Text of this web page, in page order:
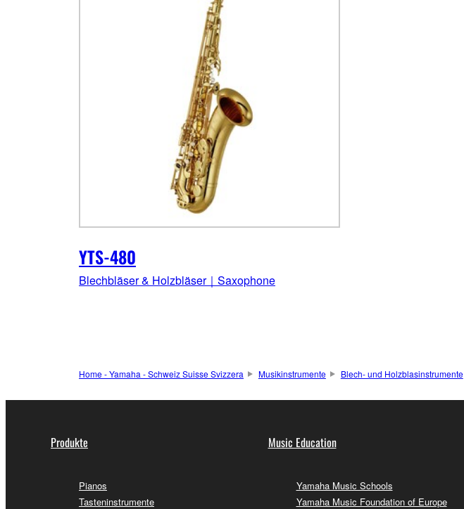
YTS-480
Blechbläser & Holzbläser｜Saxophone
Home - Yamaha - Schweiz Suisse Svizzera Musikinstrumente Blech- und Holzblasinstrumente
Produkte
Pianos
Tasteninstrumente
Music Education
Yamaha Music Schools
Yamaha Music Foundation of Europe